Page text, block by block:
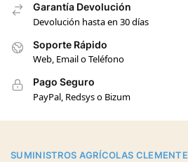
Garantía Devolución
Devolución hasta en 30 días
Soporte Rápido
Web, Email o Teléfono
Pago Seguro
PayPal, Redsys o Bizum
SUMINISTROS AGRÍCOLAS CLEMENTE